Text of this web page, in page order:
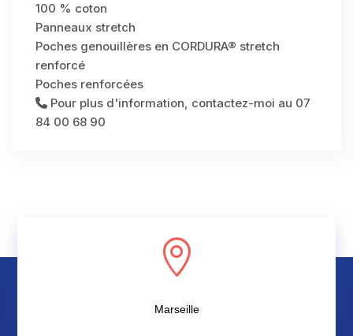
100 % coton
Panneaux stretch
Poches genouillères en CORDURA® stretch
renforcé
Poches renforcées
Pour plus d'information, contactez-moi au 07
84 00 68 90

Marseille